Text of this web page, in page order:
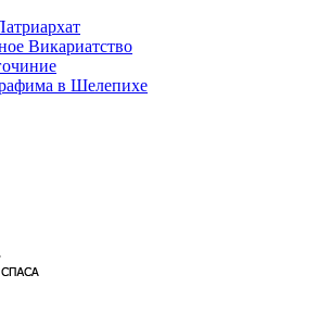
Викариатство
в Шелепихе